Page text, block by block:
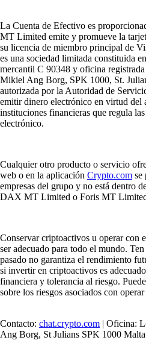
La Cuenta de Efectivo es
MT Limited emite y promueve la
su licencia de miembro principal de
es una sociedad limitada constituida
mercantil C 90348 y oficina
Mikiel Ang Borg, SPK 1000, St.
autorizada por la Autoridad de
emitir dinero electrónico en virtud del
instituciones financieras que regula
electrónico.
Cualquier otro producto o servicio
web o en la aplicación Crypto.com se
empresas del grupo y no está dentro
DAX MT Limited o Foris MT
Conservar criptoactivos u operar con
ser adecuado para todo el mundo.
pasado no garantiza el rendimiento
si invertir en criptoactivos es
financiera y tolerancia al riesgo.
sobre los riesgos asociados con
Contacto: chat.crypto.com | Oficina:
Ang Borg, St Julians SPK 1000